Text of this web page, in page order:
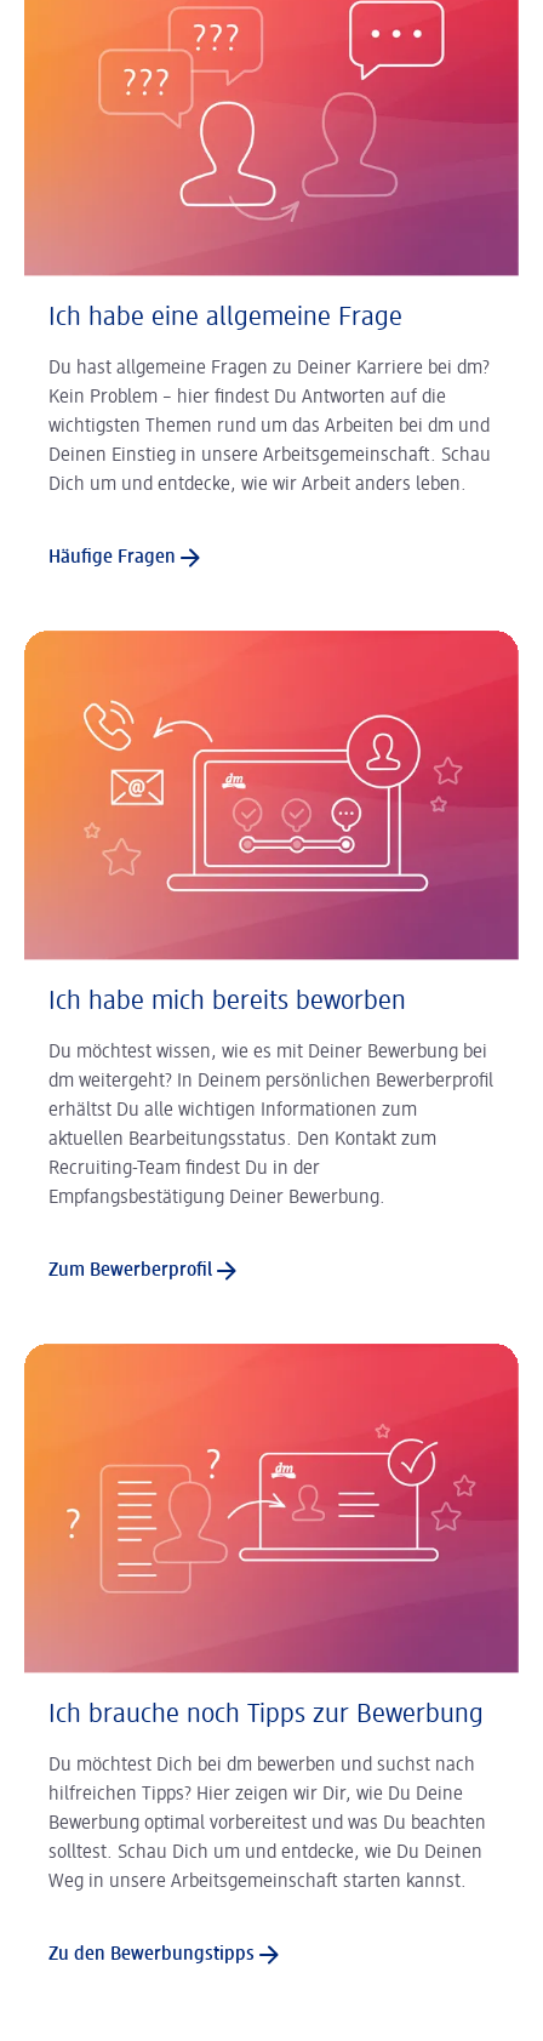
Ich habe eine allgemeine Frage
Du hast allgemeine Fragen zu Deiner Karriere bei dm?
Kein Problem – hier findest Du Antworten auf die
wichtigsten Themen rund um das Arbeiten bei dm und
Deinen Einstieg in unsere Arbeitsgemeinschaft. Schau
Dich um und entdecke, wie wir Arbeit anders leben.
Häufige Fragen
Ich habe mich bereits beworben
Du möchtest wissen, wie es mit Deiner Bewerbung bei
dm weitergeht? In Deinem persönlichen Bewerberprofil
erhältst Du alle wichtigen Informationen zum
aktuellen Bearbeitungsstatus. Den Kontakt zum
Recruiting-Team findest Du in der
Empfangsbestätigung Deiner Bewerbung.
Zum Bewerberprofil
Ich brauche noch Tipps zur Bewerbung
Du möchtest Dich bei dm bewerben und suchst nach
hilfreichen Tipps? Hier zeigen wir Dir, wie Du Deine
Bewerbung optimal vorbereitest und was Du beachten
solltest. Schau Dich um und entdecke, wie Du Deinen
Weg in unsere Arbeitsgemeinschaft starten kannst.
Zu den Bewerbungstipps